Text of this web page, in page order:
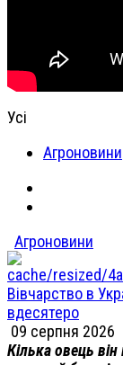
Усі
Агроновини
Агроновини
Вівчарство в
вдесятеро
09 серпня 2026
Кілька овець